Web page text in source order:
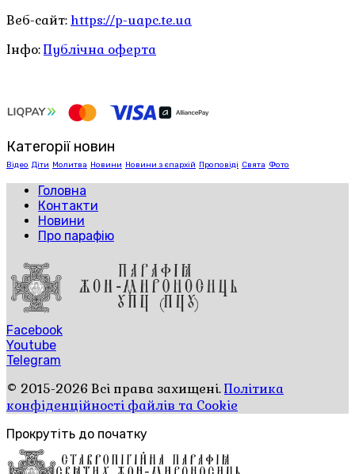
Веб-сайт: https://p-uapc.te.ua
Інфо:Публічна оферта
Категорії новин
Відео Діти Молитва Новини Новини з єпархій Проповіді Свята Фото
Головна
Контакти
Новини
Про парафію
Facebook
Youtube
Telegram
© 2015-2026 Всі права захищені.Політика
конфіденційності файлів та Cookie
Прокрутіть до початку